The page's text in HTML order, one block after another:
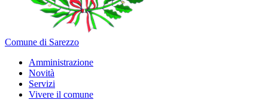
Comune di Sarezzo
Amministrazione
Novità
Servizi
Vivere il comune